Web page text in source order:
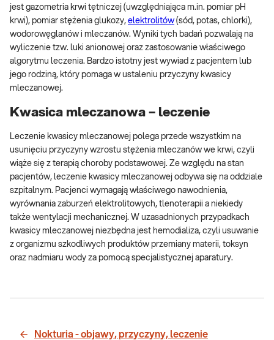
jest gazometria krwi tętniczej (uwzględniająca m.in. pomiar pH
krwi), pomiar stężenia glukozy, elektrolitów (sód, potas, chlorki),
wodorowęglanów i mleczanów. Wyniki tych badań pozwalają na
wyliczenie tzw. luki anionowej oraz zastosowanie właściwego
algorytmu leczenia. Bardzo istotny jest wywiad z pacjentem lub
jego rodziną, który pomaga w ustaleniu przyczyny kwasicy
mleczanowej.
Kwasica mleczanowa – leczenie
Leczenie kwasicy mleczanowej polega przede wszystkim na
usunięciu przyczyny wzrostu stężenia mleczanów we krwi, czyli
wiąże się z terapią choroby podstawowej. Ze względu na stan
pacjentów, leczenie kwasicy mleczanowej odbywa się na oddziale
szpitalnym. Pacjenci wymagają właściwego nawodnienia,
wyrównania zaburzeń elektrolitowych, tlenoterapii a niekiedy
także wentylacji mechanicznej. W uzasadnionych przypadkach
kwasicy mleczanowej niezbędna jest hemodializa, czyli usuwanie
z organizmu szkodliwych produktów przemiany materii, toksyn
oraz nadmiaru wody za pomocą specjalistycznej aparatury.
Nokturia - objawy, przyczyny, leczenie